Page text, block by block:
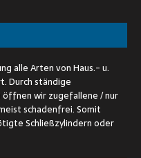
alle Arten von Haus.- u.
Durch ständige
öffnen wir zugefallene / nur
schadenfrei. Somit
Schließzylindern oder